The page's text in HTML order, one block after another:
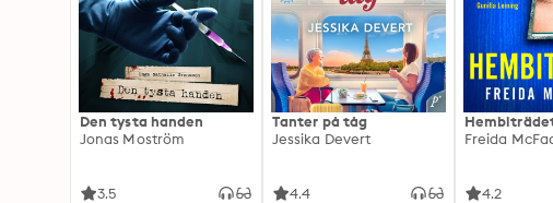
Den tysta handen
Jonas Moström
3.5
Tanter på tåg
Jessika Devert
4.4
Freida
4.2